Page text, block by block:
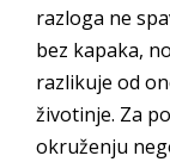
razloga ne
bez kapaka,
razlikuje od
životinje. Za
okruženju